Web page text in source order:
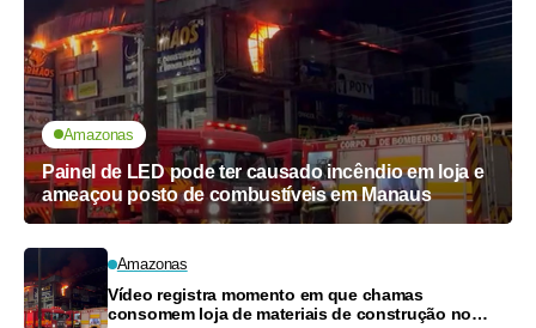
Amazonas
Painel de LED pode ter causado incêndio em loja e
ameaçou posto de combustíveis em Manaus
Amazonas
Vídeo registra momento em que chamas
consomem loja de materiais de construção no